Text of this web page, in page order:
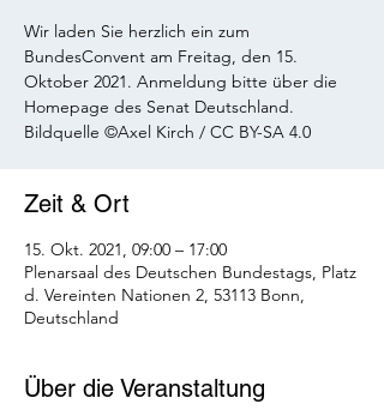
Wir laden Sie herzlich ein zum
BundesConvent am Freitag, den 15.
Oktober 2021. Anmeldung bitte über die
Homepage des Senat Deutschland.
Bildquelle ©Axel Kirch / CC BY-SA 4.0
Zeit & Ort
15. Okt. 2021, 09:00 – 17:00
Plenarsaal des Deutschen Bundestags, Platz
d. Vereinten Nationen 2, 53113 Bonn,
Deutschland
Über die Veranstaltung